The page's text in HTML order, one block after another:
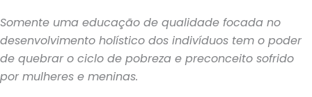
Somente uma educação de qualidade focada no
desenvolvimento holístico dos indivíduos tem o poder
de quebrar o ciclo de pobreza e preconceito sofrido
por mulheres e meninas.